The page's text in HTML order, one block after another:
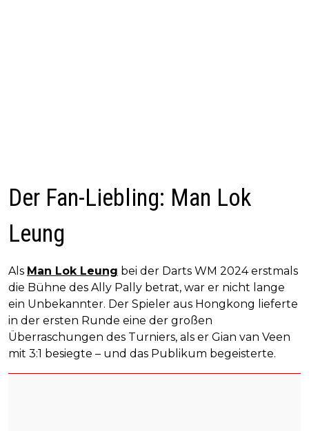
Der Fan-Liebling: Man Lok
Leung
Als Man Lok Leung bei der Darts WM 2024 erstmals
die Bühne des Ally Pally betrat, war er nicht lange
ein Unbekannter. Der Spieler aus Hongkong lieferte
in der ersten Runde eine der großen
Überraschungen des Turniers, als er Gian van Veen
mit 3:1 besiegte – und das Publikum begeisterte.